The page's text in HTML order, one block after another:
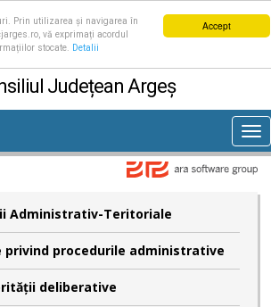
Accept
Prin utilizarea și navigarea în
vă exprimați acordul
stocate.
Detalii
Județean Argeș
Administrativ-Teritoriale
privind procedurile administrative
deliberative